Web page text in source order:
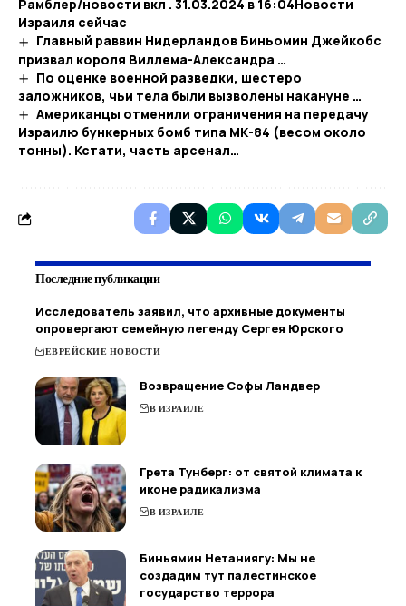
Рамблер/новости вкл . 31.03.2024 в 16:04​Новости
Израиля сейчас
Главный раввин Нидерландов Биньомин Джейкобс
призвал короля Виллема-Александра …
По оценке военной разведки, шестеро
заложников, чьи тела были вызволены накануне …
Американцы отменили ограничения на передачу
Израилю бункерных бомб типа МК-84 (весом около
тонны). Кстати, часть арсенал…
Последние публикации
Исследователь заявил, что архивные документы
опровергают семейную легенду Сергея Юрского
ЕВРЕЙСКИЕ НОВОСТИ
Возвращение Софы Ландвер
В ИЗРАИЛЕ
Грета Тунберг: от святой климата к
иконе радикализма
В ИЗРАИЛЕ
Биньямин Нетаниягу: Мы не
создадим тут палестинское
государство террора